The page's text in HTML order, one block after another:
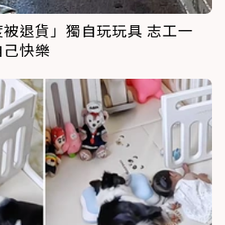
退貨」獨自玩玩具 志工一
快樂